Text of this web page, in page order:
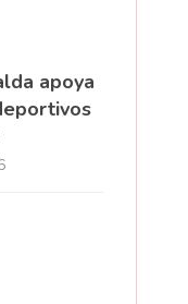
apoya